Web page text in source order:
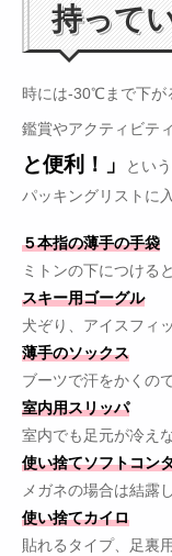
持って
時には-30℃まで下が
鑑賞やアクティビテ
と便利！」
とい
パッキングリストに
５本指の薄手の手袋
ミトンの下につける
スキー用ゴーグル
犬ぞり、アイスフィ
薄手のソックス
ブーツで汗をかくの
室内用スリッパ
室内でも足元が冷え
使い捨てソフトコン
メガネの場合は結露
使い捨てカイロ
貼れるタイプ、足裏